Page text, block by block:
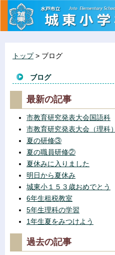
トップ> ブログ
ブログ
最新の記事
市教育研究発表大会国語科
市教育研究発表大会（理科）
夏の研修③
夏の職員研修②
夏休みに入りました
明日から夏休み
城東小１５３歳おめでとう
6年生租税教室
5年生理科の学習
1年生夏をみつけよう
過去の記事